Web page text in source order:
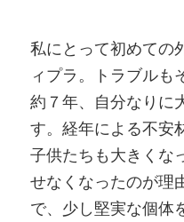
私にとって初めての
ィプラ。トラブルも
約７年、自分なりに
す。経年による不安
子供たちも大きくな
せなくなったのが理
で、少し堅実な個体